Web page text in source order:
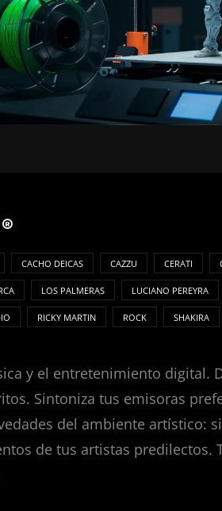
CACHO DEICAS CAZZU CERATI
LOS PALMERAS LUCIANO PEREYRA
RICKY MARTIN ROCK SHAKIRA
y el entretenimiento digital.
Sintoniza tus emisoras
del ambiente artístico:
de tus artistas